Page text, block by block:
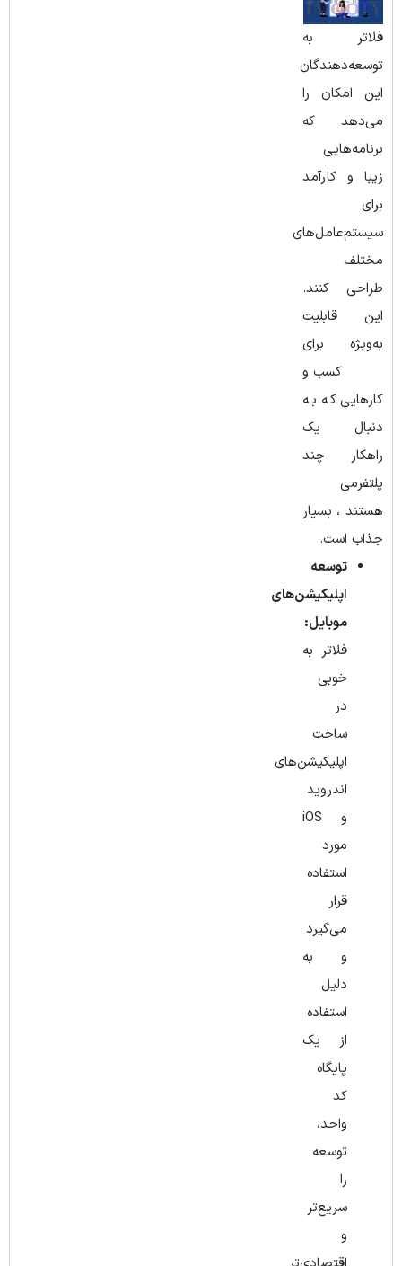
فلاتر به
توسعه‌دهندگان
این امکان را
می‌دهد که
برنامه‌هایی
زیبا و کارآمد
برای
سیستم‌عامل‌های
مختلف
طراحی کنند.
این قابلیت
به‌ویژه برای
کسب ‌و
کارهایی که به‌
دنبال یک
راهکار چند
پلتفرمی
هستند، بسیار
جذاب است.
توسعه
اپلیکیشن‌های
موبایل:
فلاتر به
‌خوبی
ساخت
اپلیکیشن‌های
اندروید
و iOS
مورد
استفاده
قرار
می‌گیرد
و به
دلیل
استفاده
از یک
پایگاه
واحد،
توسعه
سریع‌تر